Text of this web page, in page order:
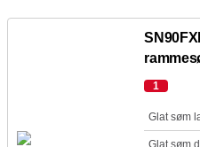
1
Glat søm
Glat søm